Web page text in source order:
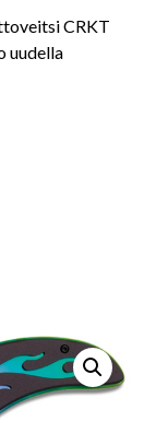
CRKT
uudella